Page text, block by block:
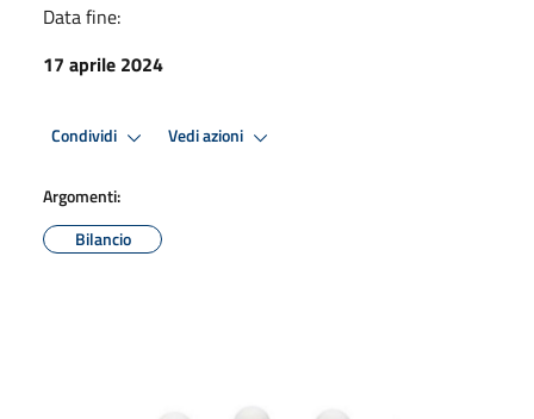
Data fine:
17 aprile 2024
Condividi Vedi azioni
Argomenti:
Bilancio